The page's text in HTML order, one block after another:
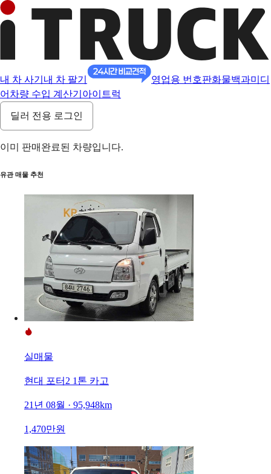
내 차 사기 내 차 팔기 영업용 번호판화물백과미디
어 차량 수입 계산기 아이트럭
딜러 전용 로그인
이미 판매완료된 차량입니다.
유관 매물 추천
실매물
현대 포터2 1톤 카고
21년 08월 · 95,948km
1,470만원